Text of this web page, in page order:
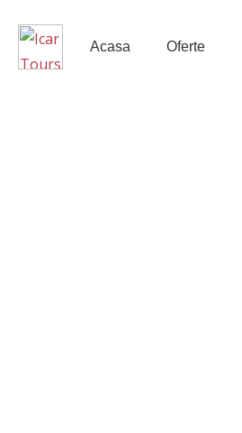
Acasa Oferte